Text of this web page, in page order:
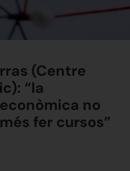
(Centre
“la
no
fer cursos”